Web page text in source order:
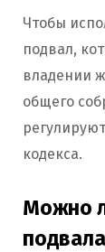
Чтобы
подвал,
владении
общего
кодекса.
Можно